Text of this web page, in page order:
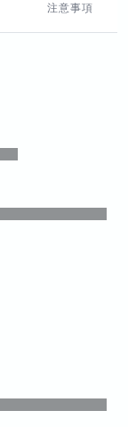
注意事項